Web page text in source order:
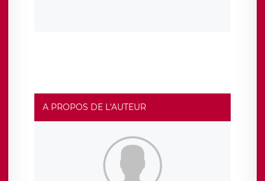
rue Léopold Sédar Senghor, joignable à l’adresse mail :
responsabledetraitement@legavox.fr. Vous avez
également le droit d’introduire une réclamation auprès
d’une autorité de contrôle.
A PROPOS DE L'AUTEUR